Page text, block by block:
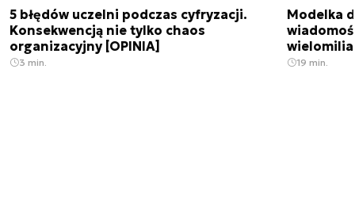
5 błędów uczelni podczas cyfryzacji.
Konsekwencją nie tylko chaos
organizacyjny [OPINIA]
3 min.
Modelka
19 min.